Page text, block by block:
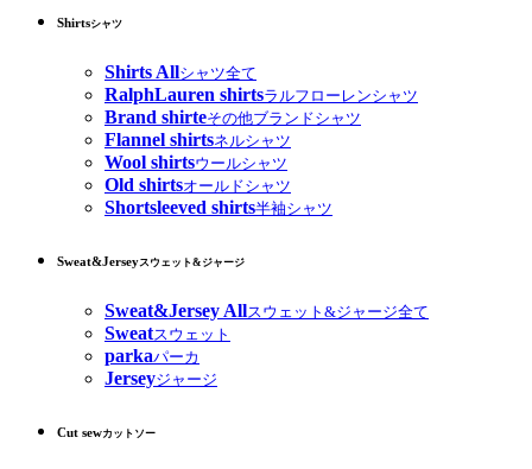
Shirtsシャツ
Shirts Allシャツ全て
RalphLauren shirtsラルフローレンシャツ
Brand shirteその他ブランドシャツ
Flannel shirtsネルシャツ
Wool shirtsウールシャツ
Old shirtsオールドシャツ
Shortsleeved shirts半袖シャツ
Sweat&Jerseyスウェット&ジャージ
Sweat&Jersey Allスウェット&ジャージ全て
Sweatスウェット
parkaパーカ
Jerseyジャージ
Cut sewカットソー